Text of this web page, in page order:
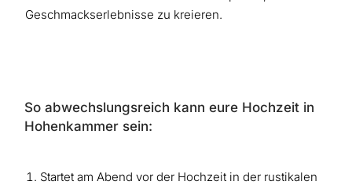
Ge­schmacks­er­leb­nis­se zu kreieren.
So abwechslungsreich kann eure Hochzeit in
Hohenkammer sein:
Startet am Abend vor der Hochzeit in der rustikalen